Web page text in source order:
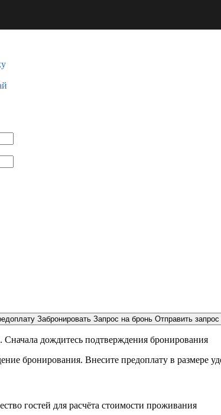
Забронировать Запрос на бронь Отправить запрос
дождитесь подтверждения бронирования
бронирования. Внесите предоплату в размере
гостей для расчёта стоимости проживания